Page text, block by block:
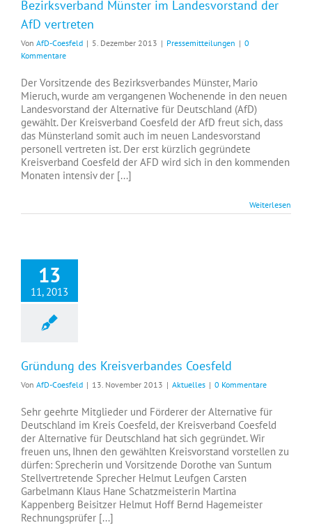
Bezirksverband Münster im Landesvorstand der
AfD vertreten
Von AfD-Coesfeld | 5. Dezember 2013 | Pressemitteilungen | 0
Kommentare
Der Vorsitzende des Bezirksverbandes Münster, Mario
Mieruch, wurde am vergangenen Wochenende in den neuen
Landesvorstand der Alternative für Deutschland (AfD)
gewählt. Der Kreisverband Coesfeld der AfD freut sich, dass
das Münsterland somit auch im neuen Landesvorstand
personell vertreten ist. Der erst kürzlich gegründete
Kreisverband Coesfeld der AFD wird sich in den kommenden
Monaten intensiv der [...]
Weiterlesen
13
11, 2013
Gründung des Kreisverbandes Coesfeld
Von AfD-Coesfeld | 13. November 2013 | Aktuelles | 0 Kommentare
Sehr geehrte Mitglieder und Förderer der Alternative für
Deutschland im Kreis Coesfeld, der Kreisverband Coesfeld
der Alternative für Deutschland hat sich gegründet. Wir
freuen uns, Ihnen den gewählten Kreisvorstand vorstellen zu
dürfen: Sprecherin und Vorsitzende Dorothe van Suntum
Stellvertretende Sprecher Helmut Leufgen Carsten
Garbelmann Klaus Hane Schatzmeisterin Martina
Kappenberg Beisitzer Helmut Hoff Bernd Hagemeister
Rechnungsprüfer [...]